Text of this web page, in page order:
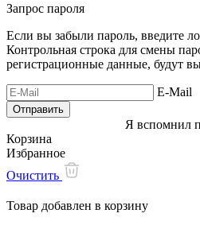
Запрос пароля
Если вы забыли пароль, введите
Контрольная строка для смены
регистрационные данные, будут
E-Mail
Я вспомнил
Корзина
Избранное
Очистить
Товар добавлен в корзину